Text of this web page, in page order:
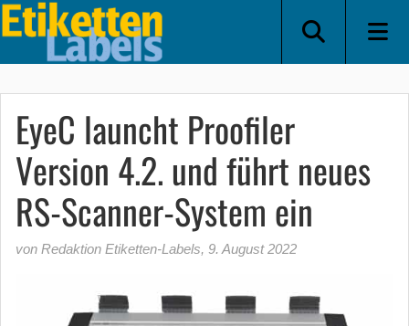
EyeC launcht Proofiler
Version 4.2. und führt neues
RS-Scanner-System ein
von Redaktion Etiketten-Labels, 9. August 2022